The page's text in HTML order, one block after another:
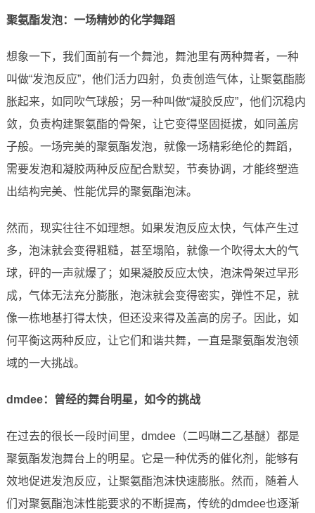
聚氨酯发泡：一场精妙的化学舞蹈
想象一下，我们面前有一个舞池，舞池里有两种舞者，一种
叫做“发泡反应”，他们活力四射，负责创造气体，让聚氨酯膨
胀起来，如同吹气球般；另一种叫做“凝胶反应”，他们沉稳内
敛，负责构建聚氨酯的骨架，让它变得坚固挺拔，如同盖房
子般。一场完美的聚氨酯发泡，就像一场精彩绝伦的舞蹈，
需要发泡和凝胶两种反应配合默契，节奏协调，才能终塑造
出结构完美、性能优异的聚氨酯泡沫。
然而，现实往往不如理想。如果发泡反应太快，气体产生过
多，泡沫就会变得粗糙，甚至塌陷，就像一个吹得太大的气
球，砰的一声就爆了；如果凝胶反应太快，泡沫骨架过早形
成，气体无法充分膨胀，泡沫就会变得密实，弹性不足，就
像一栋地基打得太快，但还没来得及盖高的房子。因此，如
何平衡这两种反应，让它们和谐共舞，一直是聚氨酯发泡领
域的一大挑战。
dmdee：曾经的舞台明星，如今的挑战
在过去的很长一段时间里，dmdee（二吗啉二乙基醚）都是
聚氨酯发泡舞台上的明星。它是一种优秀的催化剂，能够有
效地促进发泡反应，让聚氨酯泡沫快速膨胀。然而，随着人
们对聚氨酯泡沫性能要求的不断提高，传统的dmdee也逐渐